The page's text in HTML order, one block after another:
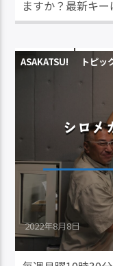
ますか？最新キ
ASAKATSU! トピッ
シロメ
2022年8月8日